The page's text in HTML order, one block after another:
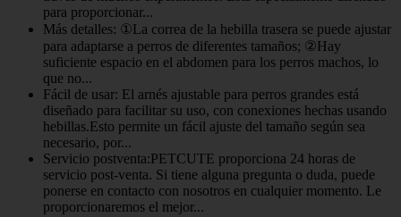
para proporcionar...
Más detalles: ①La correa de la hebilla trasera se puede ajustar
para adaptarse a perros de diferentes tamaños; ②Hay
suficiente espacio en el abdomen para los perros machos, lo
que no...
Fácil de usar: El arnés ajustable para perros grandes está
diseñado para facilitar su uso, con conexiones hechas usando
hebillas.Esto permite un fácil ajuste del tamaño según sea
necesario, por...
Servicio postventa:PETCUTE proporciona 24 horas de
servicio post-venta. Si tiene alguna pregunta o duda, puede
ponerse en contacto con nosotros en cualquier momento. Le
proporcionaremos el mejor...